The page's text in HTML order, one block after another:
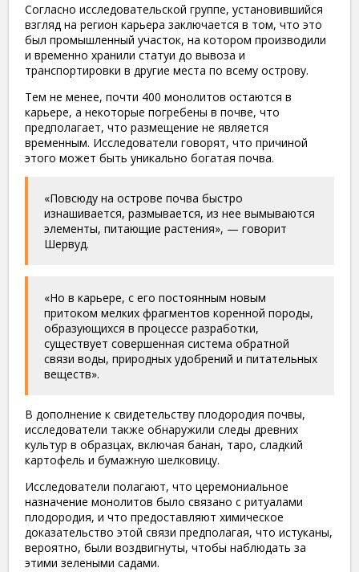
Согласно исследовательской группе, установившийся
взгляд на регион карьера заключается в том, что это
был промышленный участок, на котором производили
и временно хранили статуи до вывоза и
транспортировки в другие места по всему острову.
Тем не менее, почти 400 монолитов остаются в
карьере, а некоторые погребены в почве, что
предполагает, что размещение не является
временным. Исследователи говорят, что причиной
этого может быть уникально богатая почва.
«Повсюду на острове почва быстро
изнашивается, размывается, из нее вымываются
элементы, питающие растения», — говорит
Шервуд.
«Но в карьере, с его постоянным новым
притоком мелких фрагментов коренной породы,
образующихся в процессе разработки,
существует совершенная система обратной
связи воды, природных удобрений и питательных
веществ».
В дополнение к свидетельству плодородия почвы,
исследователи также обнаружили следы древних
культур в образцах, включая банан, таро, сладкий
картофель и бумажную шелковицу.
Исследователи полагают, что церемониальное
назначение монолитов было связано с ритуалами
плодородия, и что предоставляют химическое
доказательство этой связи предполагая, что истуканы,
вероятно, были воздвигнуты, чтобы наблюдать за
этими зелеными садами.